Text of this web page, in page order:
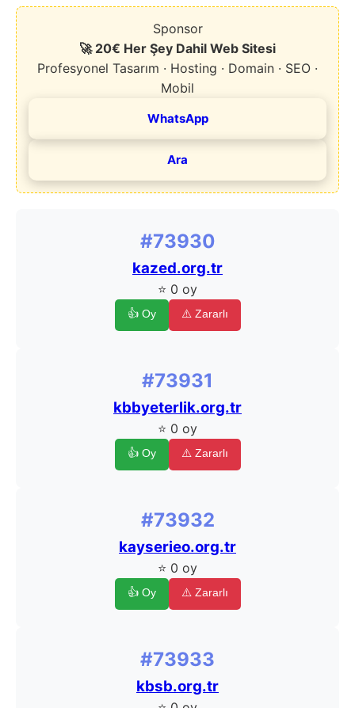
Sponsor
🚀 20€ Her Şey Dahil Web Sitesi
Profesyonel Tasarım · Hosting · Domain · SEO ·
Mobil
WhatsApp
Ara
#73930
kazed.org.tr
⭐ 0 oy
👍 Oy ⚠️ Zararlı
#73931
kbbyeterlik.org.tr
⭐ 0 oy
👍 Oy ⚠️ Zararlı
#73932
kayserieo.org.tr
⭐ 0 oy
👍 Oy ⚠️ Zararlı
#73933
kbsb.org.tr